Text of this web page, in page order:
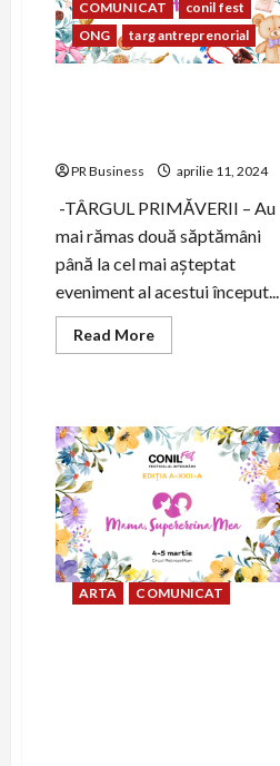
mea
COMUNICAT
conil fest
ONG
targ antreprenorial
PR Business aprilie 11, 2024
-TÂRGUL PRIMĂVERII – Au
mai rămas două săptămâni
până la cel mai așteptat
eveniment al acestui început...
Read MoreRead
more
unește
forțele
pentru
CONIL
FEST,
Festivalul
Integrării
ARTA COMUNICAT